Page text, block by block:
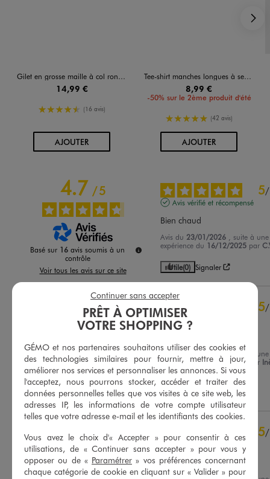
Gilet en grosse maille à col rond fille
14,99 €
4.5/5 de moyenne
(16 avis)
AJOUTERAU PANIER
Tee-shirt manches longues à sequins brillants fille
8,99 €
-50% sur le 2ème produit d'été
5/5 de moyenne
(42 avis)
AJOUTERAU PANIER
4.7/5
Basé sur 16 avis soumis à un
contrôle
Voir tous les avis sur ce site
13
2
0
1étoile 0
Trier les avis
5/
Avis vérifié et récompensé
Bien chaud
Avis du 23/01/2026 , suite à une
expérience du 16/12/2025 par
Utile(0) Signaler
5/
Avis vérifié et récompensé
Avis du20/01/2026 , suite à une
expérience du14/12/2025 par
B.
Utile (0) Signaler
5/
Avis vérifié et récompensé
Très bon produit
PRÊT À OPTIMISER
VOTRE SHOPPING ?
GÉMO et nos partenaires souhaitons utiliser des cookies et
des technologies similaires pour fournir, mettre à jour,
améliorer nos services et personnaliser les annonces. Si vous
l'acceptez, nous pourrons stocker, accéder et traiter des
données personnelles telles que vos visites à ce site web, les
adresses IP, les informations de votre compte utilisateur
telles que votre adresse e-mail et les identifiants des cookies.
Vous avez le choix d'« Accepter » pour consentir à ces
utilisations, de « Continuer sans accepter » pour vous y
opposer ou de « Paramétrer » vos préférences concernant
chaque catégorie de cookie en cliquant sur « Valider » pour
Continuer sans accepter